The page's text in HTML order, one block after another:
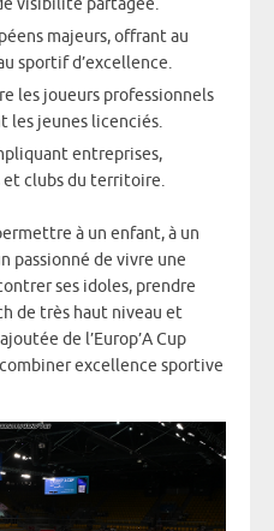
majeurs, offrant au
sportif d’excellence.
les joueurs professionnels
les jeunes licenciés.
entreprises,
clubs du territoire.
à un enfant, à un
passionné de vivre une
ses idoles, prendre
de très haut niveau et
de l’Europ’A Cup
excellence sportive